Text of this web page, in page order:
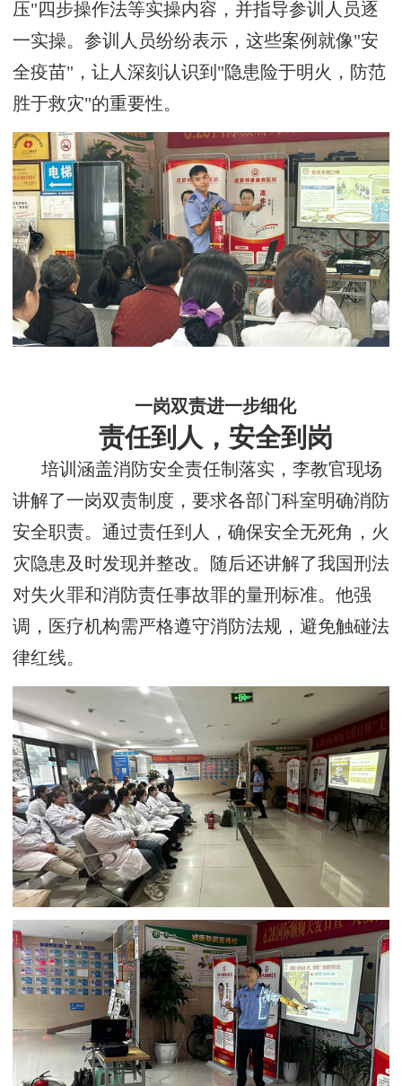
压"四步操作法等实操内容，并指导参训人员逐
一实操。参训人员纷纷表示，这些案例就像"安
全疫苗"，让人深刻认识到"隐患险于明火，防范
胜于救灾"的重要性。
一岗双责进一步细化
责任到人，安全到岗
培训涵盖消防安全责任制落实，李教官现场
讲解了一岗双责制度，要求各部门科室明确消防
安全职责。通过责任到人，确保安全无死角，火
灾隐患及时发现并整改。随后还讲解了我国刑法
对失火罪和消防责任事故罪的量刑标准。他强
调，医疗机构需严格遵守消防法规，避免触碰法
律红线。